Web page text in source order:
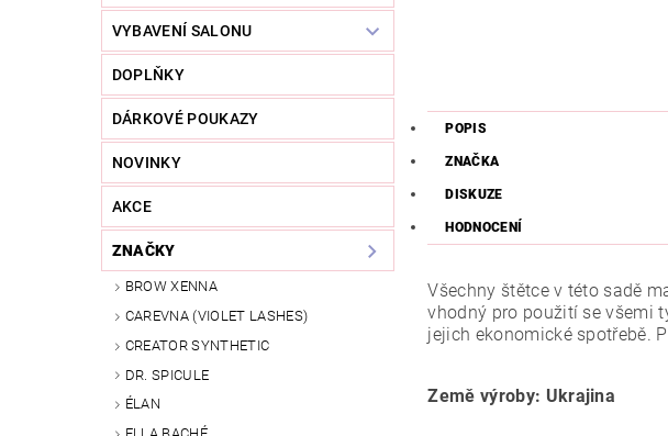
VYBAVENÍ SALONU
DOPLŇKY
DÁRKOVÉ POUKAZY
NOVINKY
AKCE
ZNAČKY
BROW XENNA
CAREVNA (VIOLET LASHES)
CREATOR SYNTHETIC
DR. SPICULE
ÉLAN
POPIS
ZNAČKA
DISKUZE
HODNOCENÍ
Všechny štětce v této sadě
vhodný pro použití se všemi
jejich ekonomické spotřebě.
Země výroby: Ukrajina